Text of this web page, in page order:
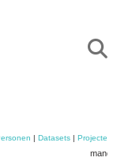
| Datasets | Projecten